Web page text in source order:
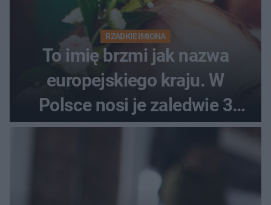
RZADKIE IMIONA
To imię brzmi jak nazwa
europejskiego kraju. W
Polsce nosi je zaledwie 3
kobiety